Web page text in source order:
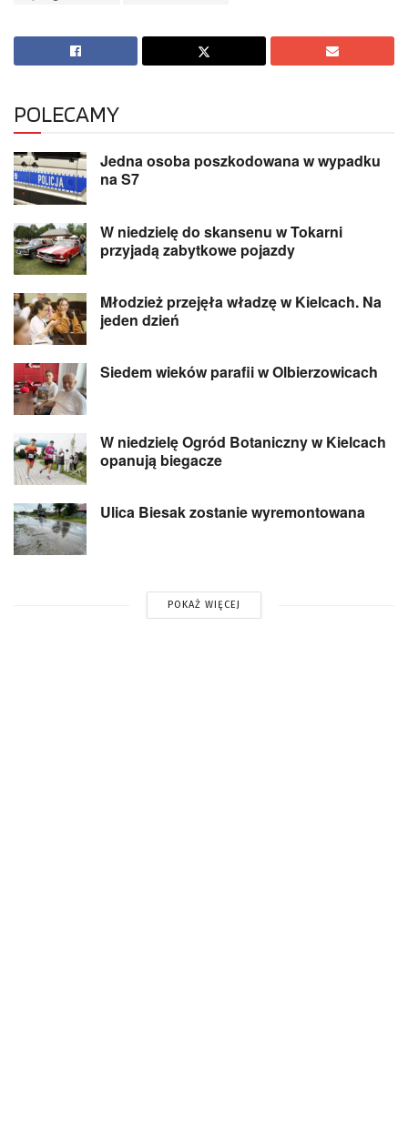
POLECAMY
Jedna osoba poszkodowana w wypadku
na S7
W niedzielę do skansenu w Tokarni
przyjadą zabytkowe pojazdy
Młodzież przejęła władzę w Kielcach. Na
jeden dzień
Siedem wieków parafii w Olbierzowicach
W niedzielę Ogród Botaniczny w Kielcach
opanują biegacze
Ulica Biesak zostanie wyremontowana
POKAŻ WIĘCEJ